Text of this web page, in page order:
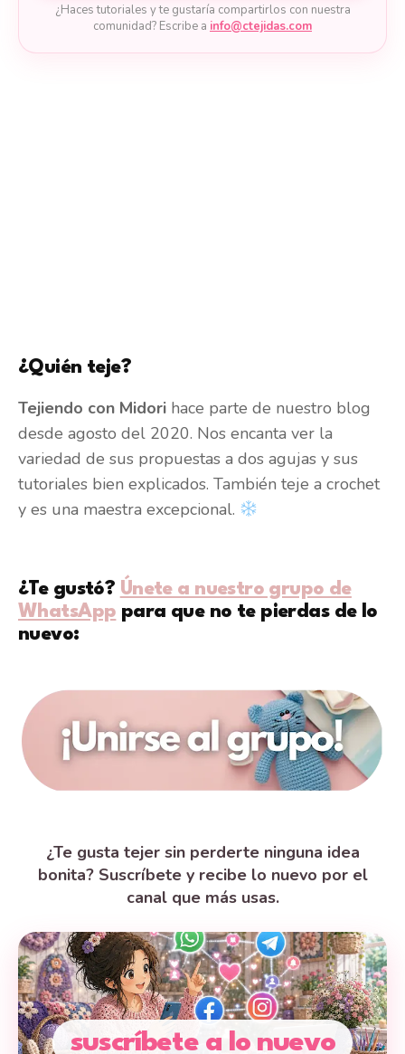
¿Haces tutoriales y te gustaría compartirlos con nuestra
comunidad? Escribe a info@ctejidas.com
¿Quién teje?
Tejiendo con Midori hace parte de nuestro blog
desde agosto del 2020. Nos encanta ver la
variedad de sus propuestas a dos agujas y sus
tutoriales bien explicados. También teje a crochet
y es una maestra excepcional.
¿Te gustó? Únete a nuestro grupo de
WhatsApp para que no te pierdas de lo
nuevo:
¿Te gusta tejer sin perderte ninguna idea
bonita? Suscríbete y recibe lo nuevo por el
canal que más usas.
suscríbete a lo nuevo